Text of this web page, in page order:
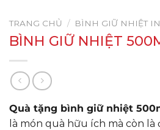
TRANG CHỦ / BÌNH GIỮ NHIỆT
BÌNH GIỮ NHIỆT
Quà tặng bình giữ nhiệt
là món quà hữu ích mà còn là